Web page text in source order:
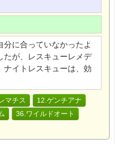
に合っていなかったよ
たが、レスキューレメデ
ナイトレスキューは、効
マチス
12.ゲンチアナ
36.ワイルドオート